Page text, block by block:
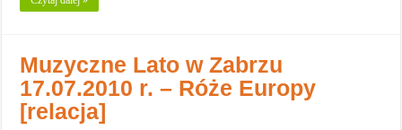
Muzyczne Lato w Zabrzu
17.07.2010 r. – Róże Europy
[relacja]